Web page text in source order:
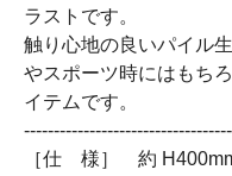
ラストです。
触り心地の良いパイル
やスポーツ時にはもち
イテムです。
［仕 様］ 約